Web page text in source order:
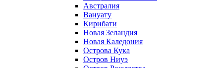
Австралия
Вануату
Кирибати
Новая Зеландия
Новая Каледония
Острова Кука
Остров Ниуэ